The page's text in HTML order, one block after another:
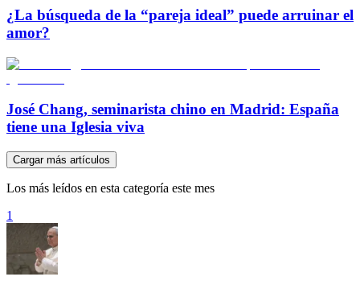
¿La búsqueda de la “pareja ideal” puede arruinar el
amor?
José Chang, seminarista chino en Madrid: España
tiene una Iglesia viva
Cargar más artículos
Los más leídos en esta categoría este mes
1